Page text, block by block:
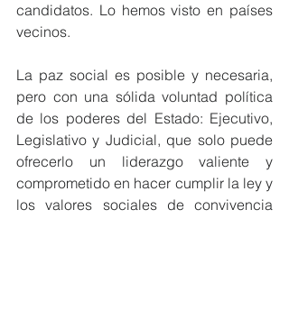
candidatos. Lo hemos visto en países
vecinos.
La paz social es posible y necesaria,
pero con una sólida voluntad política
de los poderes del Estado: Ejecutivo,
Legislativo y Judicial, que solo puede
ofrecerlo un liderazgo valiente y
comprometido en hacer cumplir la ley y
los valores sociales de convivencia